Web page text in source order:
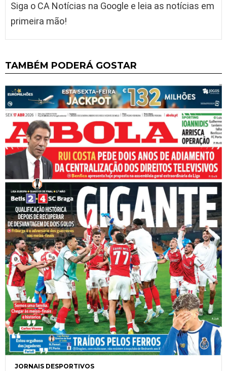
Siga o CA Notícias na Google e leia as notícias em
primeira mão!
TAMBÉM PODERÁ GOSTAR
JORNAIS DESPORTIVOS